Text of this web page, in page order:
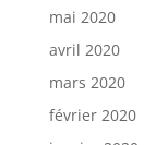
mai 2020
avril 2020
mars 2020
février 2020